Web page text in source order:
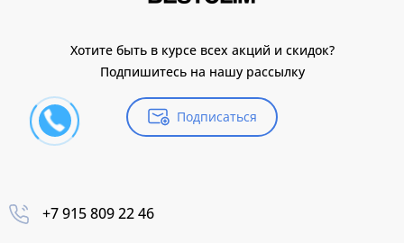
Хотите быть в курсе всех акций и скидок?
Подпишитесь на нашу рассылку
Подписаться
+7 915 809 22 46